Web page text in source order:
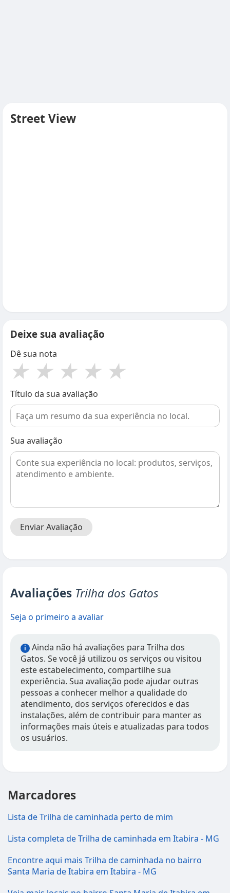
Street View
Deixe sua avaliação
Dê sua nota
★ ★ ★ ★ ★
Título da sua avaliação
Sua avaliação
Enviar Avaliação
Avaliações Trilha dos Gatos
Seja o primeiro a avaliar
i
Ainda não há avaliações para Trilha dos
Gatos. Se você já utilizou os serviços ou visitou
este estabelecimento, compartilhe sua
experiência. Sua avaliação pode ajudar outras
pessoas a conhecer melhor a qualidade do
atendimento, dos serviços oferecidos e das
instalações, além de contribuir para manter as
informações mais úteis e atualizadas para todos
os usuários.
Marcadores
Lista de Trilha de caminhada perto de mim
Lista completa de Trilha de caminhada em Itabira - MG
Encontre aqui mais Trilha de caminhada no bairro
Santa Maria de Itabira em Itabira - MG